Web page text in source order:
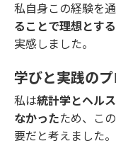
私自身この経験を
ることで理想とす
実感しました。
学びと実践の
私は統計学とヘル
なかったため、こ
要だと考えました。